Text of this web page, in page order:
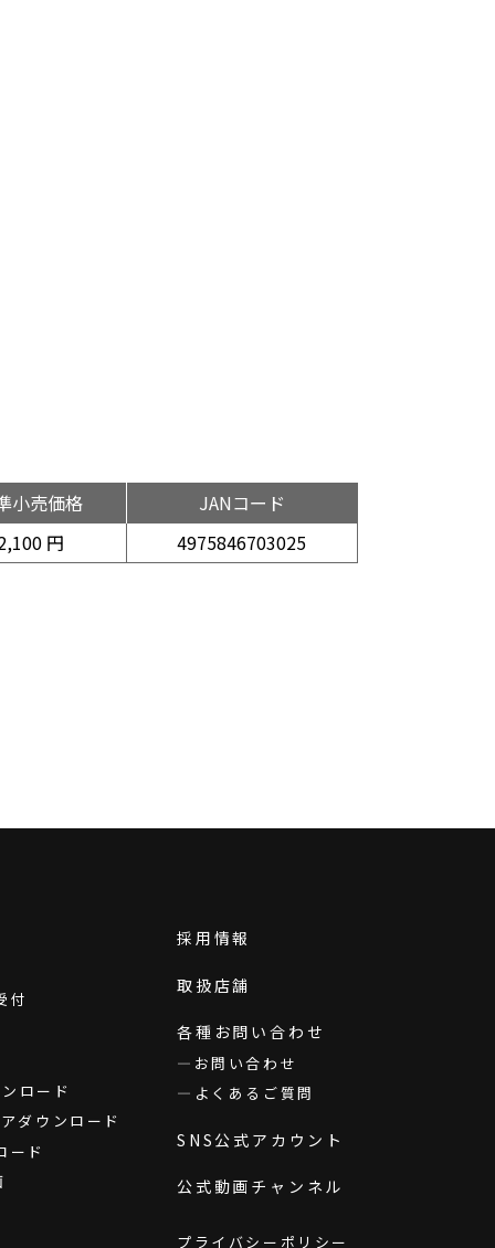
小売価格
JANコード
円 4975846703025
付
ロード
ダウンロード
ード
採用情報
取扱店舗
各種お問い合わせ
お問い合わせ
よくあるご質問
SNS公式アカウント
公式動画チャンネル
プライバシーポリシー